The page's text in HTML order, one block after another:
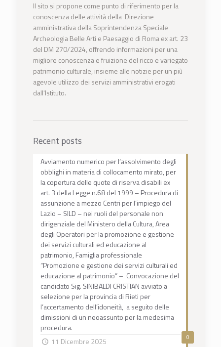
Il sito si propone come punto di riferimento per la
conoscenza delle attività della Direzione
amministrativa della Soprintendenza Speciale
Archeologia Belle Arti e Paesaggio di Roma ex art. 23
del DM 270/2024, offrendo informazioni per una
migliore conoscenza e fruizione del ricco e variegato
patrimonio culturale, insieme alle notizie per un più
agevole utilizzo dei servizi amministrativi erogati
dall'Istituto.
Recent posts
0
Avviamento numerico per l’assolvimento degli
obblighi in materia di collocamento mirato, per
la copertura delle quote di riserva disabili ex
art. 3 della Legge n.68 del 1999 – Procedura di
assunzione a mezzo Centri per l’impiego del
Lazio – SILD – nei ruoli del personale non
dirigenziale del Ministero della Cultura, Area
degli Operatori per la promozione e gestione
dei servizi culturali ed educazione al
patrimonio, Famiglia professionale
“Promozione e gestione dei servizi culturali ed
educazione al patrimonio” – Convocazione del
candidato Sig. SINIBALDI CRISTIAN avviato a
selezione per la provincia di Rieti per
l’accertamento dell’idoneità, a seguito delle
dimissioni di un neoassunto per la medesima
procedura.
11 Dicembre 2025